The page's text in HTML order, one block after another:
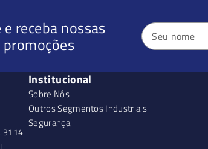
receba nossas
3114
Institucional
Sobre Nós
Outros Segmentos Industriais
Segurança